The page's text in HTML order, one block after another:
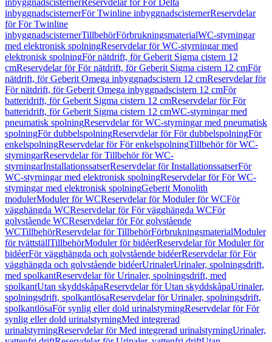
inbyggnadscisternerReservdelar för För Delta
inbyggnadscisternerFör Twinline inbyggnadscisternerReservdelar
för För Twinline
inbyggnadscisternerTillbehörFörbrukningsmaterialWC-styrningar
med elektronisk spolningReservdelar för WC-styrningar med
elektronisk spolningFör nätdrift, för Geberit Sigma cistern 12
cmReservdelar för För nätdrift, för Geberit Sigma cistern 12 cmFör
nätdrift, för Geberit Omega inbyggnadscistern 12 cmReservdelar för
För nätdrift, för Geberit Omega inbyggnadscistern 12 cmFör
batteridrift, för Geberit Sigma cistern 12 cmReservdelar för För
batteridrift, för Geberit Sigma cistern 12 cmWC-styrningar med
pneumatisk spolningReservdelar för WC-styrningar med pneumatisk
spolningFör dubbelspolningReservdelar för För dubbelspolningFör
enkelspolningReservdelar för För enkelspolningTillbehör för WC-
styrningarReservdelar för Tillbehör för WC-
styrningarInstallationssatserReservdelar för InstallationssatserFör
WC-styrningar med elektronisk spolningReservdelar för För WC-
styrningar med elektronisk spolningGeberit Monolith
modulerModuler för WCReservdelar för Moduler för WCFör
vägghängda WCReservdelar för För vägghängda WCFör
golvstående WCReservdelar för För golvstående
WCTillbehörReservdelar för TillbehörFörbrukningsmaterialModuler
för tvättställTillbehörModuler för bidéerReservdelar för Moduler för
bidéerFör vägghängda och golvstående bidéerReservdelar för För
vägghängda och golvstående bidéerUrinalerUrinaler, spolningsdrift,
med spolkantReservdelar för Urinaler, spolningsdrift, med
spolkantUtan skyddskåpaReservdelar för Utan skyddskåpaUrinaler,
spolningsdrift, spolkantlösaReservdelar för Urinaler, spolningsdrift,
spolkantlösaFör synlig eller dold urinalstyrningReservdelar för För
synlig eller dold urinalstyrningMed integrerad
urinalstyrningReservdelar för Med integrerad urinalstyrningUrinaler,